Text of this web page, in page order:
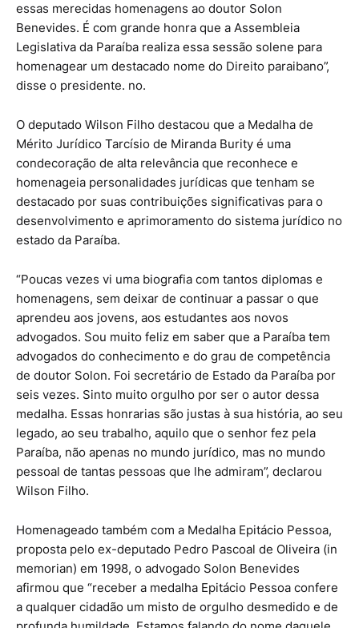
essas merecidas homenagens ao doutor Solon
Benevides. É com grande honra que a Assembleia
Legislativa da Paraíba realiza essa sessão solene para
homenagear um destacado nome do Direito paraibano”,
disse o presidente. no.
O deputado Wilson Filho destacou que a Medalha de
Mérito Jurídico Tarcísio de Miranda Burity é uma
condecoração de alta relevância que reconhece e
homenageia personalidades jurídicas que tenham se
destacado por suas contribuições significativas para o
desenvolvimento e aprimoramento do sistema jurídico no
estado da Paraíba.
“Poucas vezes vi uma biografia com tantos diplomas e
homenagens, sem deixar de continuar a passar o que
aprendeu aos jovens, aos estudantes aos novos
advogados. Sou muito feliz em saber que a Paraíba tem
advogados do conhecimento e do grau de competência
de doutor Solon. Foi secretário de Estado da Paraíba por
seis vezes. Sinto muito orgulho por ser o autor dessa
medalha. Essas honrarias são justas à sua história, ao seu
legado, ao seu trabalho, aquilo que o senhor fez pela
Paraíba, não apenas no mundo jurídico, mas no mundo
pessoal de tantas pessoas que lhe admiram”, declarou
Wilson Filho.
Homenageado também com a Medalha Epitácio Pessoa,
proposta pelo ex-deputado Pedro Pascoal de Oliveira (in
memorian) em 1998, o advogado Solon Benevides
afirmou que “receber a medalha Epitácio Pessoa confere
a qualquer cidadão um misto de orgulho desmedido e de